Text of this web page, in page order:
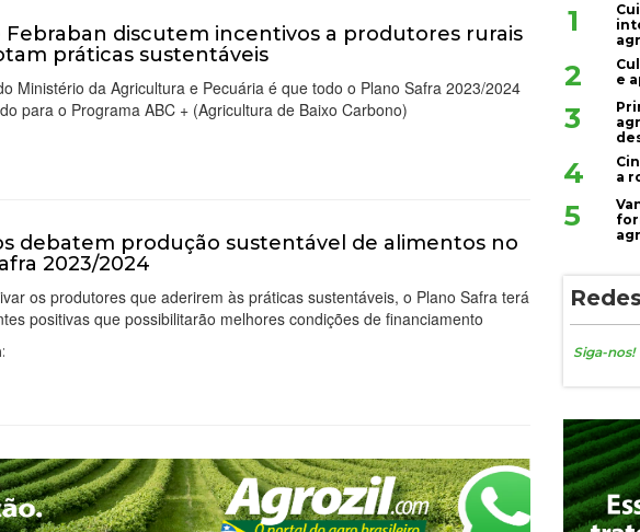
Febraban discutem incentivos a produtores rurais
práticas sustentáveis
Ministério da Agricultura e Pecuária é que todo o Plano Safra 2023/2024
para o Programa ABC + (Agricultura de Baixo Carbono)
debatem produção sustentável de alimentos no
2023/2024
os produtores que aderirem às práticas sustentáveis, o Plano Safra terá
positivas que possibilitarão melhores condições de financiamento
1
2
e
3
4
a
5
Siga-nos!